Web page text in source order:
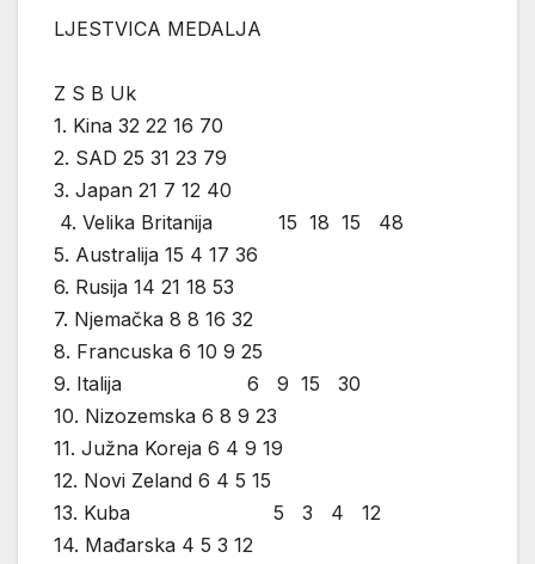
LJESTVICA MEDALJA
Z S B Uk
1. Kina 32 22 16 70
2. SAD 25 31 23 79
3. Japan 21 7 12 40
4. Velika Britanija 15 18 15 48
5. Australija 15 4 17 36
6. Rusija 14 21 18 53
7. Njemačka 8 8 16 32
8. Francuska 6 10 9 25
9. Italija 6 9 15 30
10. Nizozemska 6 8 9 23
11. Južna Koreja 6 4 9 19
12. Novi Zeland 6 4 5 15
13. Kuba 5 3 4 12
14. Mađarska 4 5 3 12